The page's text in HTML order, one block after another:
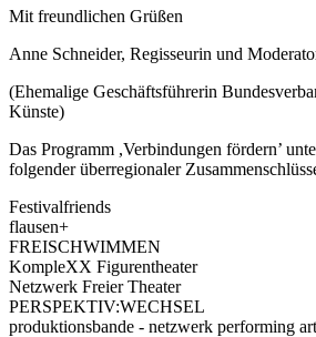
Mit freundlichen Grüßen
Anne Schneider, Regisseurin und
(Ehemalige Geschäftsführerin
Künste)
Das Programm ,Verbindungen fördern’
folgender überregionaler
Festivalfriends
flausen+
FREISCHWIMMEN
KompleXX Figurentheater
Netzwerk Freier Theater
PERSPEKTIV:WECHSEL
produktionsbande - netzwerk performing